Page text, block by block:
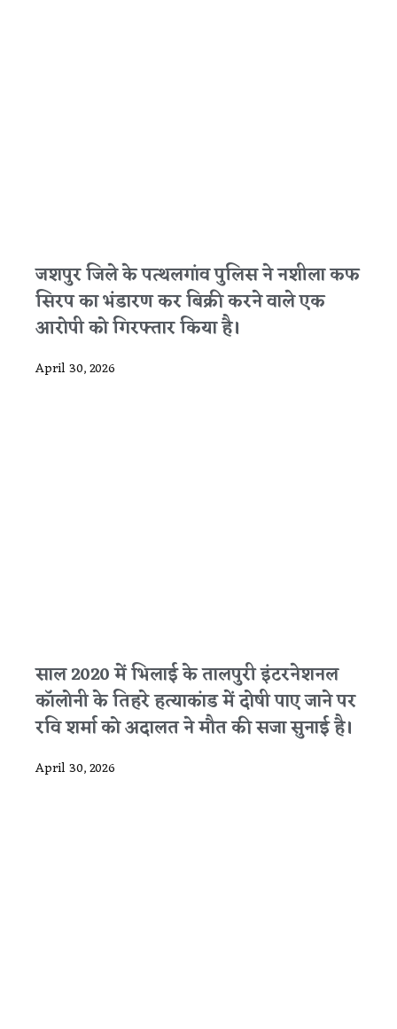
जशपुर जिले के पत्थलगांव पुलिस ने नशीला कफ
सिरप का भंडारण कर बिक्री करने वाले एक
आरोपी को गिरफ्तार किया है।
April 30, 2026
साल 2020 में भिलाई के तालपुरी इंटरनेशनल
कॉलोनी के तिहरे हत्याकांड में दोषी पाए जाने पर
रवि शर्मा को अदालत ने मौत की सजा सुनाई है।
April 30, 2026